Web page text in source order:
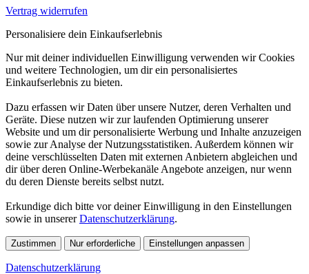
Vertrag widerrufen
Personalisiere dein Einkaufserlebnis
Nur mit deiner individuellen Einwilligung verwenden wir Cookies
und weitere Technologien, um dir ein personalisiertes
Einkaufserlebnis zu bieten.
Dazu erfassen wir Daten über unsere Nutzer, deren Verhalten und
Geräte. Diese nutzen wir zur laufenden Optimierung unserer
Website und um dir personalisierte Werbung und Inhalte anzuzeigen
sowie zur Analyse der Nutzungsstatistiken. Außerdem können wir
deine verschlüsselten Daten mit externen Anbietern abgleichen und
dir über deren Online-Werbekanäle Angebote anzeigen, nur wenn
du deren Dienste bereits selbst nutzt.
Erkundige dich bitte vor deiner Einwilligung in den Einstellungen
sowie in unsererDatenschutzerklärung.
Zustimmen Nur erforderliche Einstellungen anpassen
Datenschutzerklärung